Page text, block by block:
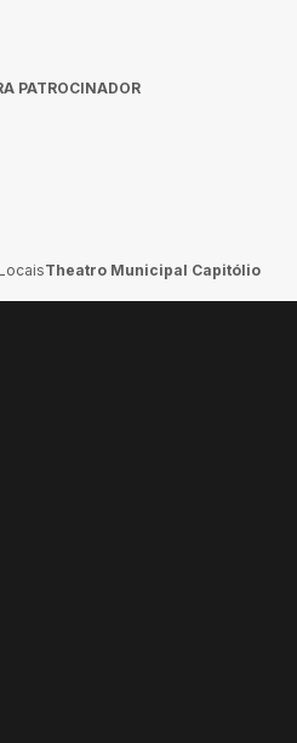
PATROCINADOR
LocaisTheatro Municipal Capitólio